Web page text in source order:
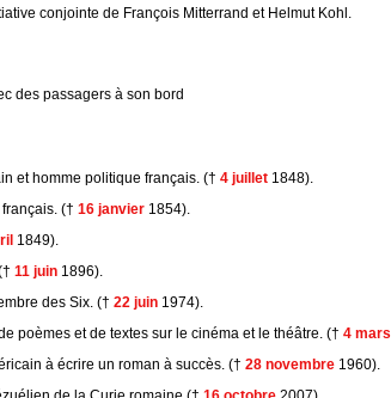
conjointe de François Mitterrand et Helmut Kohl.
des passagers à son bord
et homme politique français. († 4 juillet1848).
(† 16 janvier1854).
1849).
11 juin1896).
des Six. († 22 juin1974).
poèmes et de textes sur le cinéma et le théâtre. († 4 mars
à écrire un roman à succès. († 28 novembre1960).